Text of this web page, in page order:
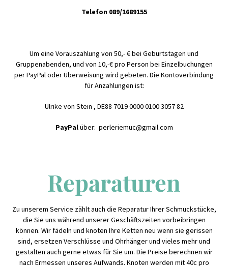
Telefon 089/1689155
Um eine Vorauszahlung von 50,- € bei Geburtstagen und
Gruppenabenden, und von 10,-€ pro Person bei Einzelbuchungen
per PayPal oder Überweisung wird gebeten. Die Kontoverbindung
für Anzahlungen ist:
Ulrike von Stein , DE88 7019 0000 0100 3057 82
PayPalüber: perleriemuc@gmail.com
Reparaturen
Zu unserem Service zählt auch die Reparatur Ihrer Schmuckstücke,
die Sie uns während unserer Geschäftszeiten vorbeibringen
können. Wir fädeln und knoten Ihre Ketten neu wenn sie gerissen
sind, ersetzen Verschlüsse und Ohrhänger und vieles mehr und
gestalten auch gerne etwas für Sie um. Die Preise berechnen wir
nach Ermessen unseres Aufwands. Knoten werden mit 40c pro